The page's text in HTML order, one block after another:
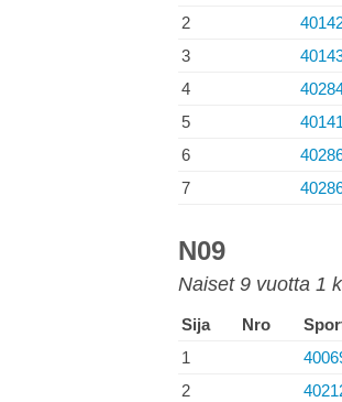
2
3
4
5
6
7
N09
Naiset 9 vuotta 1
Sija Nro
1
2